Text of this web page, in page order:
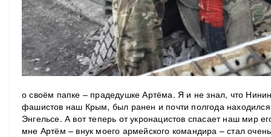
о своём папке – прадедушке Артёма. Я и не знал, что
фашистов наш Крым, был ранен и почти полгода находился
Энгельсе. А вот теперь от укронацистов спасает наш мир
мне Артём – внук моего армейского командира – стал